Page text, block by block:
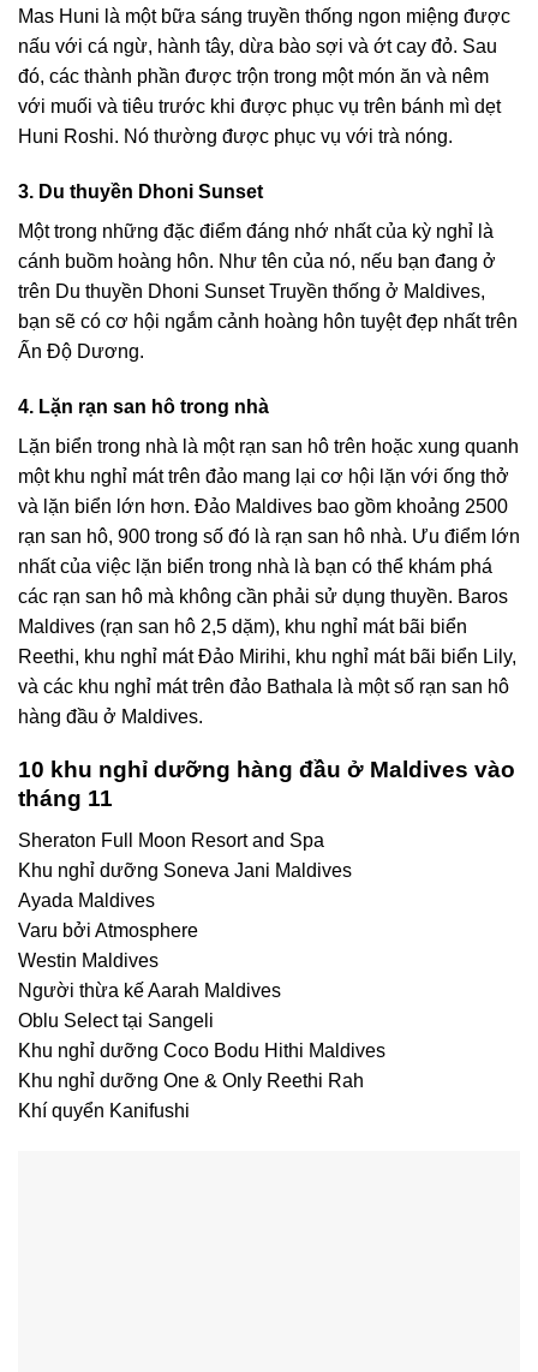
Mas Huni là một bữa sáng truyền thống ngon miệng được
nấu với cá ngừ, hành tây, dừa bào sợi và ớt cay đỏ. Sau
đó, các thành phần được trộn trong một món ăn và nêm
với muối và tiêu trước khi được phục vụ trên bánh mì dẹt
Huni Roshi. Nó thường được phục vụ với trà nóng.
3. Du thuyền Dhoni Sunset
Một trong những đặc điểm đáng nhớ nhất của kỳ nghỉ là
cánh buồm hoàng hôn. Như tên của nó, nếu bạn đang ở
trên Du thuyền Dhoni Sunset Truyền thống ở Maldives,
bạn sẽ có cơ hội ngắm cảnh hoàng hôn tuyệt đẹp nhất trên
Ấn Độ Dương.
4. Lặn rạn san hô trong nhà
Lặn biển trong nhà là một rạn san hô trên hoặc xung quanh
một khu nghỉ mát trên đảo mang lại cơ hội lặn với ống thở
và lặn biển lớn hơn. Đảo Maldives bao gồm khoảng 2500
rạn san hô, 900 trong số đó là rạn san hô nhà. Ưu điểm lớn
nhất của việc lặn biển trong nhà là bạn có thể khám phá
các rạn san hô mà không cần phải sử dụng thuyền. Baros
Maldives (rạn san hô 2,5 dặm), khu nghỉ mát bãi biển
Reethi, khu nghỉ mát Đảo Mirihi, khu nghỉ mát bãi biển Lily,
và các khu nghỉ mát trên đảo Bathala là một số rạn san hô
hàng đầu ở Maldives.
10 khu nghỉ dưỡng hàng đầu ở Maldives vào
tháng 11
Sheraton Full Moon Resort and Spa
Khu nghỉ dưỡng Soneva Jani Maldives
Ayada Maldives
Varu bởi Atmosphere
Westin Maldives
Người thừa kế Aarah Maldives
Oblu Select tại Sangeli
Khu nghỉ dưỡng Coco Bodu Hithi Maldives
Khu nghỉ dưỡng One & Only Reethi Rah
Khí quyển Kanifushi